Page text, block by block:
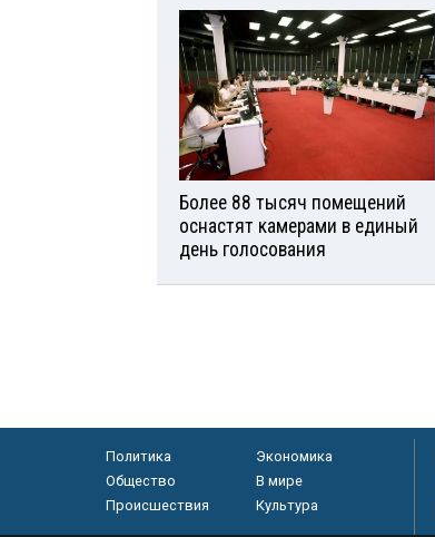
Более 88 тысяч помещений
оснастят камерами в единый
день голосования
Политика
Экономика
Общество
В мире
Происшествия
Культура